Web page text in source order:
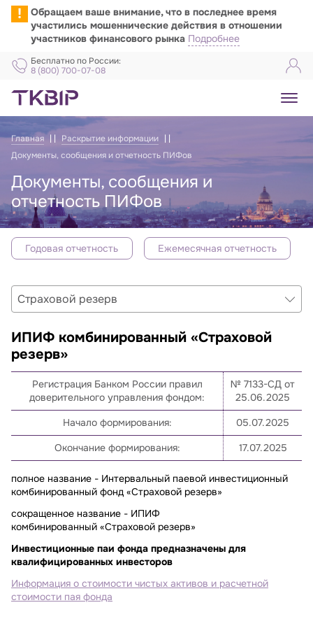
!
Обращаем ваше внимание, что в последнее время
участились мошеннические действия в отношении
участников финансового рынка Подробнее
Бесплатно по России:
8 (800) 700-07-08
Главная
Раскрытие информации
Документы, сообщения и отчетность ПИФов
Документы, сообщения и
отчетность ПИФов
Годовая отчетность Ежемесячная отчетность
Отчётность ПИФов
ИПИФ комбинированный «Страховой
резерв»
Регистрация Банком России правил
доверительного управления фондом:
№ 7133-СД от
25.06.2025
Начало формирования:
05.07.2025
Окончание формирования:
17.07.2025
полное название - Интервальный паевой инвестиционный
комбинированный фонд «Страховой резерв»
сокращенное название - ИПИФ
комбинированный «Страховой резерв»
Инвестиционные паи фонда предназначены для
квалифицированных инвесторов
Информация о стоимости чистых активов и расчетной
стоимости пая фонда